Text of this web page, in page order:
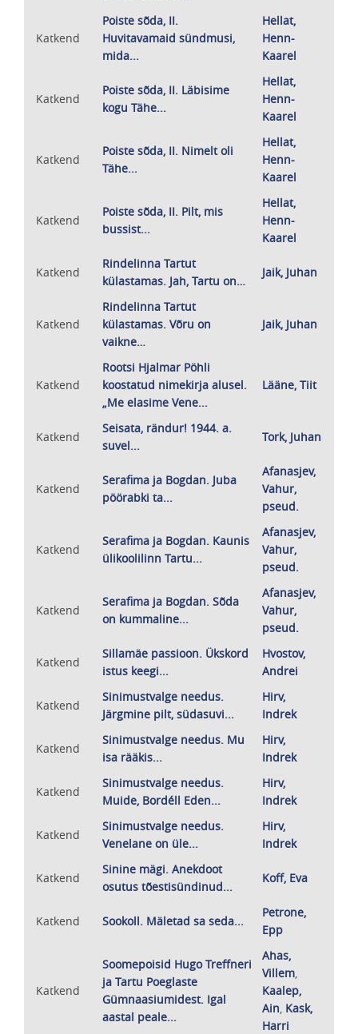
Katkend
Poiste sõda, II.
Huvitavamaid sündmusi,
mida...
Hellat,
Henn-
Kaarel
Katkend
Poiste sõda, II. Läbisime
kogu Tähe...
Hellat,
Henn-
Kaarel
Katkend
Poiste sõda, II. Nimelt oli
Tähe...
Hellat,
Henn-
Kaarel
Katkend
Poiste sõda, II. Pilt, mis
bussist...
Hellat,
Henn-
Kaarel
Katkend
Rindelinna Tartut
külastamas. Jah, Tartu on…
Jaik, Juhan
Katkend
Rindelinna Tartut
külastamas. Võru on
vaikne…
Jaik, Juhan
Katkend
Rootsi Hjalmar Pöhli
koostatud nimekirja alusel.
„Me elasime Vene...
Lääne, Tiit
Katkend
Seisata, rändur! 1944. a.
suvel...
Tork, Juhan
Katkend
Serafima ja Bogdan. Juba
pöörabki ta...
Afanasjev,
Vahur,
pseud.
Katkend
Serafima ja Bogdan. Kaunis
ülikoolilinn Tartu...
Afanasjev,
Vahur,
pseud.
Katkend
Serafima ja Bogdan. Sõda
on kummaline...
Afanasjev,
Vahur,
pseud.
Katkend
Sillamäe passioon. Ükskord
istus keegi...
Hvostov,
Andrei
Katkend
Sinimustvalge needus.
Järgmine pilt, südasuvi...
Hirv,
Indrek
Katkend
Sinimustvalge needus. Mu
isa rääkis...
Hirv,
Indrek
Katkend
Sinimustvalge needus.
Muide, Bordéll Eden...
Hirv,
Indrek
Katkend
Sinimustvalge needus.
Venelane on üle...
Hirv,
Indrek
Katkend
Sinine mägi. Anekdoot
osutus tõestisündinud...
Koff, Eva
Katkend Sookoll. Mäletad sa seda...
Petrone,
Epp
Katkend
Soomepoisid Hugo Treffneri
ja Tartu Poeglaste
Gümnaasiumidest. Igal
aastal peale...
Ahas,
Villem,
Kaalep,
Ain, Kask,
Harri